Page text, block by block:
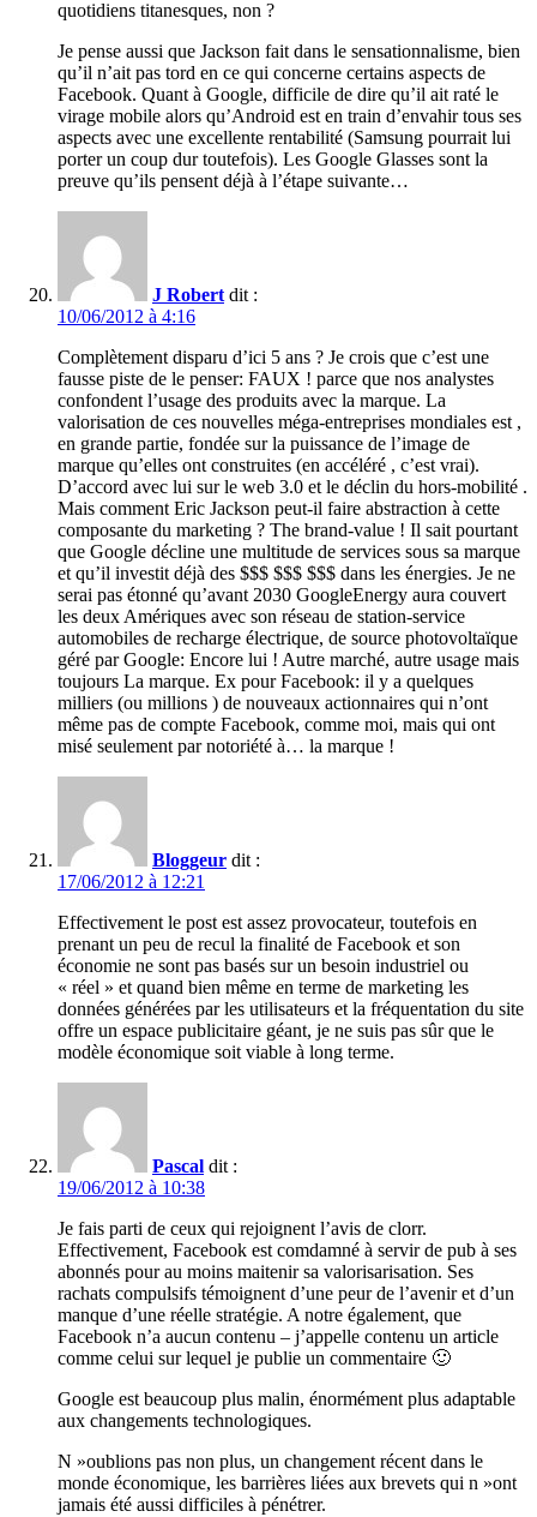
quotidiens titanesques, non ?
Je pense aussi que Jackson fait dans le sensationnalisme, bien
qu’il n’ait pas tord en ce qui concerne certains aspects de
Facebook. Quant à Google, difficile de dire qu’il ait raté le
virage mobile alors qu’Android est en train d’envahir tous ses
aspects avec une excellente rentabilité (Samsung pourrait lui
porter un coup dur toutefois). Les Google Glasses sont la
preuve qu’ils pensent déjà à l’étape suivante…
J Robert dit :
10/06/2012 à 4:16
Complètement disparu d’ici 5 ans ? Je crois que c’est une
fausse piste de le penser: FAUX ! parce que nos analystes
confondent l’usage des produits avec la marque. La
valorisation de ces nouvelles méga-entreprises mondiales est ,
en grande partie, fondée sur la puissance de l’image de
marque qu’elles ont construites (en accéléré , c’est vrai).
D’accord avec lui sur le web 3.0 et le déclin du hors-mobilité .
Mais comment Eric Jackson peut-il faire abstraction à cette
composante du marketing ? The brand-value ! Il sait pourtant
que Google décline une multitude de services sous sa marque
et qu’il investit déjà des $$$ $$$ $$$ dans les énergies. Je ne
serai pas étonné qu’avant 2030 GoogleEnergy aura couvert
les deux Amériques avec son réseau de station-service
automobiles de recharge électrique, de source photovoltaïque
géré par Google: Encore lui ! Autre marché, autre usage mais
toujours La marque. Ex pour Facebook: il y a quelques
milliers (ou millions ) de nouveaux actionnaires qui n’ont
même pas de compte Facebook, comme moi, mais qui ont
misé seulement par notoriété à… la marque !
Bloggeur dit :
17/06/2012 à 12:21
Effectivement le post est assez provocateur, toutefois en
prenant un peu de recul la finalité de Facebook et son
économie ne sont pas basés sur un besoin industriel ou
« réel » et quand bien même en terme de marketing les
données générées par les utilisateurs et la fréquentation du site
offre un espace publicitaire géant, je ne suis pas sûr que le
modèle économique soit viable à long terme.
Pascal dit :
19/06/2012 à 10:38
Je fais parti de ceux qui rejoignent l’avis de clorr.
Effectivement, Facebook est comdamné à servir de pub à ses
abonnés pour au moins maitenir sa valorisarisation. Ses
rachats compulsifs témoignent d’une peur de l’avenir et d’un
manque d’une réelle stratégie. A notre également, que
Facebook n’a aucun contenu – j’appelle contenu un article
comme celui sur lequel je publie un commentaire 🙂
Google est beaucoup plus malin, énormément plus adaptable
aux changements technologiques.
N »oublions pas non plus, un changement récent dans le
monde économique, les barrières liées aux brevets qui n »ont
jamais été aussi difficiles à pénétrer.